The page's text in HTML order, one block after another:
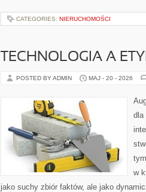
CATEGORIES: NIERUCHOMOŚCI
TECHNOLOGIA A
POSTED BY ADMIN MAJ - 20 - 2026
dla
w
jako suchy zbiór faktów, ale jako